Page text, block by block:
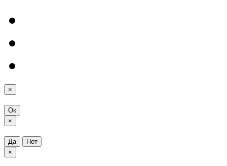
×
Ок
×
Да
Нет
×